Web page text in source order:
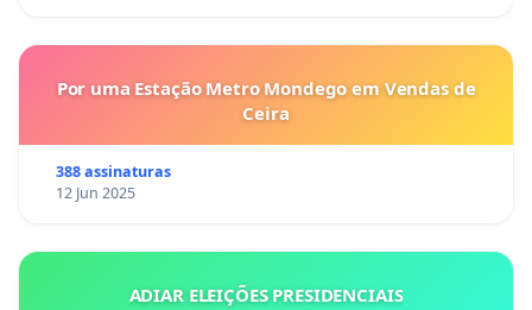
Por uma Estação Metro Mondego em Vendas de
Ceira
388 assinaturas
12 Jun 2025
ADIAR ELEIÇÕES PRESIDENCIAIS